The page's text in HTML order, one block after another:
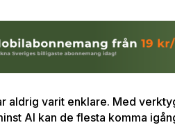
aldrig varit enklare. Med
AI kan de flesta komma